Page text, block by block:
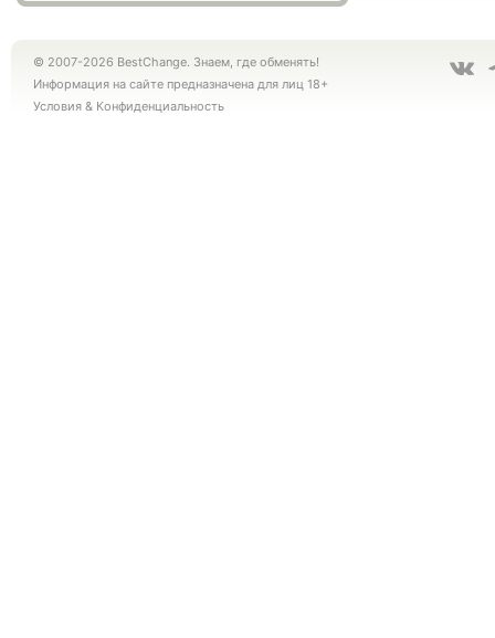
© 2007-2026 BestChange. Знаем, где обменять!
Информация на сайте предназначена для лиц 18+
Условия & Конфиденциальность